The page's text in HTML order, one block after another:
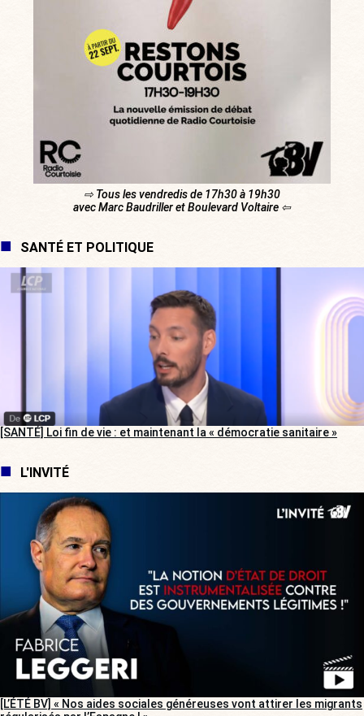
⇨ Tous les vendredis de 17h30 à 19h30
avec Marc Baudriller et Boulevard Voltaire ⇦
SANTÉ ET POLITIQUE
[SANTÉ] Loi fin de vie : et maintenant la « démocratie sanitaire »
L'INVITÉ
[L’ÉTÉ BV] « Nos aides sociales généreuses vont attirer les migrants